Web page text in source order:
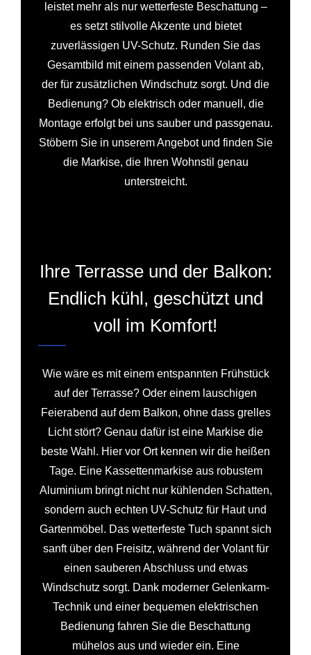
leistet mehr als nur wetterfeste Beschattung –
es setzt stilvolle Akzente und bietet
zuverlässigen UV-Schutz. Runden Sie das
Gesamtbild mit einem passenden Volant ab,
der für zusätzlichen Windschutz sorgt. Und die
Bedienung? Ob elektrisch oder manuell, die
Montage erfolgt bei uns sauber und passgenau.
Stöbern Sie in unserem Angebot und finden Sie
die Markise, die Ihren Wohnstil genau
unterstreicht.
Ihre Terrasse und der Balkon:
Endlich kühl, geschützt und
voll im Komfort!
Wie wäre es mit einem entspannten Frühstück
auf der Terrasse? Oder einem lauschigen
Feierabend auf dem Balkon, ohne dass grelles
Licht stört? Genau dafür ist eine Markise die
beste Wahl. Hier vor Ort kennen wir die heißen
Tage. Eine Kassettenmarkise aus robustem
Aluminium bringt nicht nur kühlenden Schatten,
sondern auch echten UV-Schutz für Haut und
Gartenmöbel. Das wetterfeste Tuch spannt sich
sanft über den Freisitz, während der Volant für
einen sauberen Abschluss und etwas
Windschutz sorgt. Dank moderner Gelenkarm-
Technik und einer bequemen elektrischen
Bedienung fahren Sie die Beschattung
mühelos aus und wieder ein. Eine